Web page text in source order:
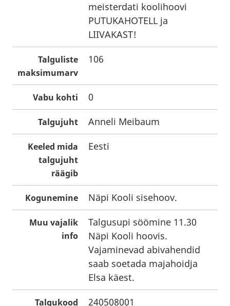
meisterdati koolihoovi
PUTUKAHOTELL ja
LIIVAKAST!
Talguliste
maksimumarv
106
Vabu kohti 0
Talgujuht Anneli Meibaum
Keeled mida
talgujuht
räägib
Eesti
Kogunemine Näpi Kooli sisehoov.
Muu vajalik
info
Talgusupi söömine 11.30
Näpi Kooli hoovis.
Vajaminevad abivahendid
saab soetada majahoidja
Elsa käest.
Talgukood 240508001